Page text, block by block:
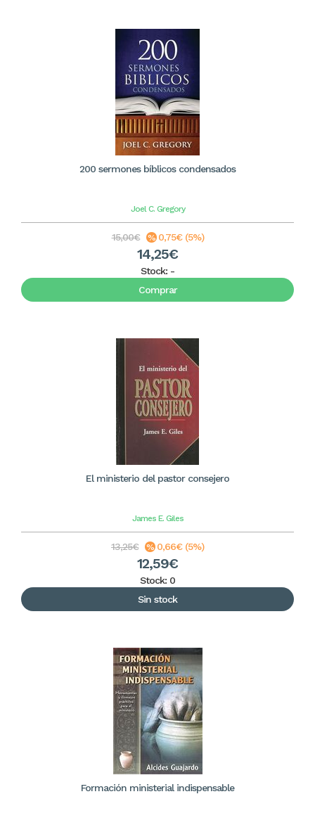
200 sermones bíblicos condensados
Joel C. Gregory
15,00€ 0,75€ (5%)
14,25€
Stock: -
Comprar
El ministerio del pastor consejero
James E. Giles
13,25€ 0,66€ (5%)
12,59€
Stock: 0
Sin stock
Formación ministerial indispensable